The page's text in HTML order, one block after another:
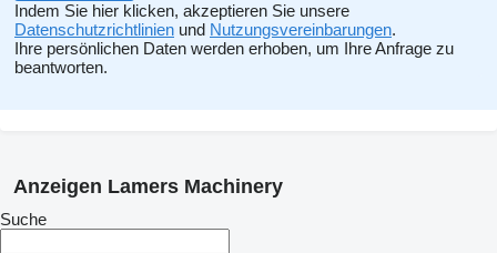
Indem Sie hier klicken, akzeptieren Sie unsere
Datenschutzrichtlinien und Nutzungsvereinbarungen.
Ihre persönlichen Daten werden erhoben, um Ihre Anfrage zu
beantworten.
Anzeigen Lamers Machinery
Suche